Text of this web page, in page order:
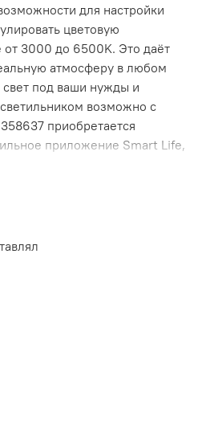
для настройки
цветовую
от 3000 до 6500K. Это даёт
атмосферу в любом
под ваши нужды и
возможно с
приобретается
приложение Smart Life,
освещение,
– от работы до отдыха.
современные, так и в
и удобство управления
частью умного